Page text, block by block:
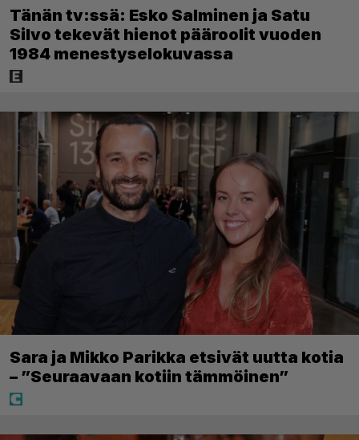
Tänän tv:ssä: Esko Salminen ja Satu
Silvo tekevät hienot pääroolit vuoden
1984 menestyselokuvassa
Sara ja Mikko Parikka etsivät uutta kotia
– ”Seuraavaan kotiin tämmöinen”